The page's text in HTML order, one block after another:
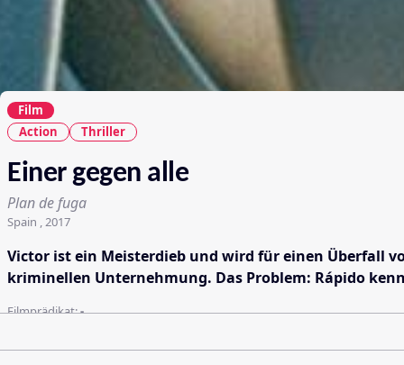
Film
Action
Thriller
Einer gegen alle
Plan de fuga
Spain , 2017
Victor ist ein Meisterdieb und wird für einen Überfall
kriminellen Unternehmung. Das Problem: Rápido
Filmprädikat:-